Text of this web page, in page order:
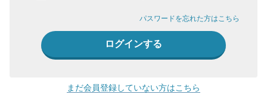
パスワードを忘れた方はこちら
まだ会員登録していない方はこちら